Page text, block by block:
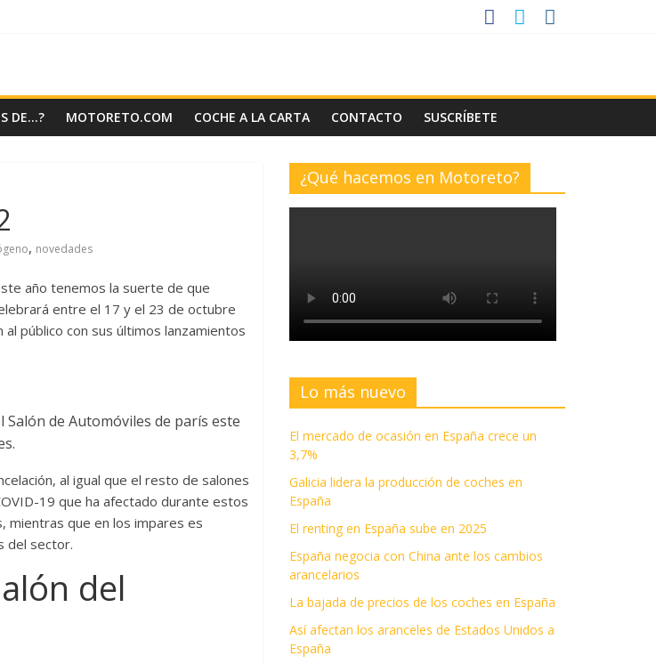
DE…? MOTORETO.COM COCHE A LA CARTA CONTACTO SUSCRÍBETE
, novedades
año tenemos la suerte de que
entre el 17 y el 23 de octubre
público con sus últimos lanzamientos
al igual que el resto de salones
19 que ha afectado durante estos
mientras que en los impares es
del sector.
del
¿Qué hacemos en Motoreto?
Lo más nuevo
El mercado de ocasión en España crece un
3,7%
Galicia lidera la producción de coches en
España
El renting en España sube en 2025
España negocia con China ante los cambios
arancelarios
La bajada de precios de los coches en España
Así afectan los aranceles de Estados Unidos a
España